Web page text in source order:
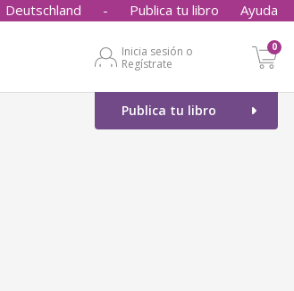
Deutschland - Publica tu libro Ayuda
Inicia sesión o
Regístrate
0
Publica tu libro